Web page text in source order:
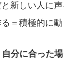
新しい人に
る＝積極的に
自分に合った